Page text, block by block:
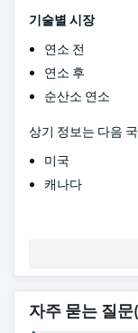
기술별 시장
연소 전
연소 후
순산소 연소
상기 정보는 다음
미국
캐나다
자주 묻는 질문